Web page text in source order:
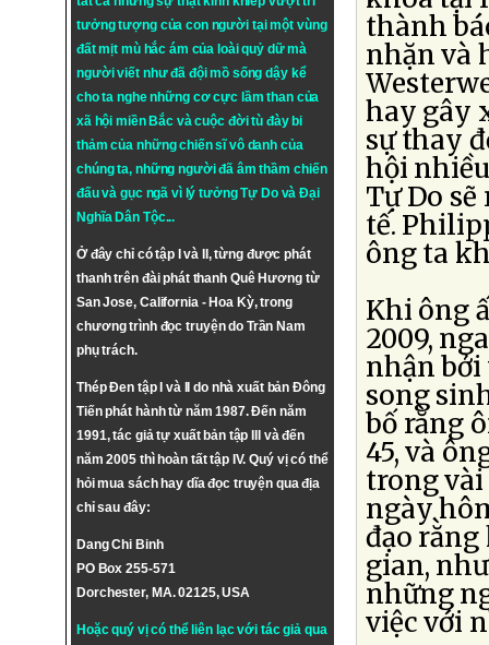
tưởng tượng của con người tại một vùng
đất mịt mù hắc ám của loài quỷ dữ mà
người viết như đã đội mồ sống dậy kể
cho ta nghe những cơ cực lầm than của
xã hội miền Bắc và cuộc đời tù đày bi
thảm của những chiến sĩ vô danh của
chúng ta, những người đã âm thầm chiến
đấu và gục ngã vì lý tưởngTự DovàĐại
Nghĩa Dân Tộc...
Ở đây chỉ có tập I và II, từng được phát
thanh trên đài phát thanh Quê Hương từ
San Jose, California - Hoa Kỳ, trong
chương trình đọc truyện do Trần Nam
phụ trách.
Thép Đen tập I và II do nhà xuất bản Đông
Tiến phát hành từ năm 1987. Đến năm
1991, tác giả tự xuất bản tập III và đến
năm 2005 thì hoàn tất tập IV. Quý vị có thể
hỏi mua sách hay dĩa đọc truyện qua địa
chỉ sau đây:
Dang Chi Binh
PO Box 255-571
Dorchester, MA. 02125, USA
Hoặc quý vị có thể liên lạc với tác giả qua
thành
nhặn và
hay gây
sự thay
hội
Tự Do
tế.
ông ta
Khi ông
2009,
nhận bởi
song
bố rằng
45, và
trong vài
ngày
đạo
gian,
những
việc với